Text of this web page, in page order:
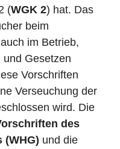
(WGK 2) hat. Das
beim
im Betrieb,
Gesetzen
Vorschriften
Verseuchung der
wird. Die
des
(WHG) und die